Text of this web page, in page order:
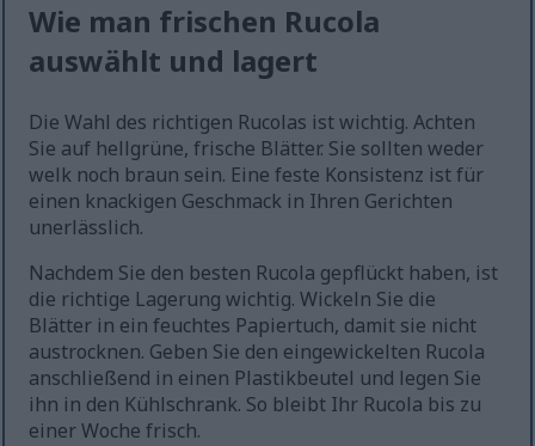
Wie man frischen Rucola
auswählt und lagert
Die Wahl des richtigen Rucolas ist wichtig. Achten
Sie auf hellgrüne, frische Blätter. Sie sollten weder
welk noch braun sein. Eine feste Konsistenz ist für
einen knackigen Geschmack in Ihren Gerichten
unerlässlich.
Nachdem Sie den besten Rucola gepflückt haben, ist
die richtige Lagerung wichtig. Wickeln Sie die
Blätter in ein feuchtes Papiertuch, damit sie nicht
austrocknen. Geben Sie den eingewickelten Rucola
anschließend in einen Plastikbeutel und legen Sie
ihn in den Kühlschrank. So bleibt Ihr Rucola bis zu
einer Woche frisch.